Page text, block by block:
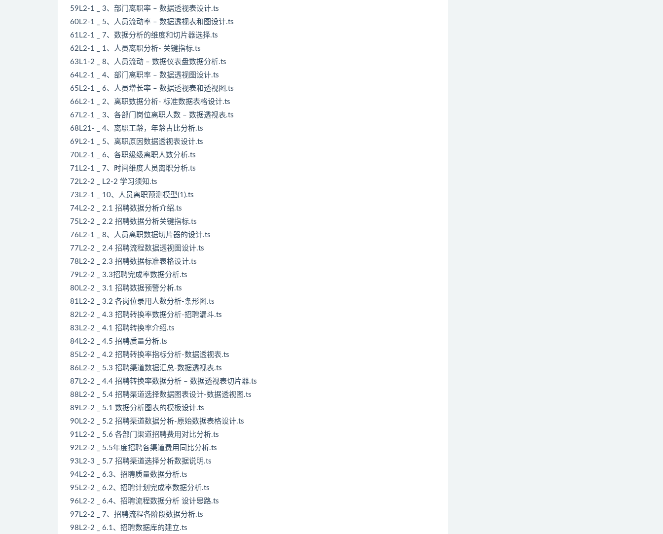
59L2-1 _ 3、部门离职率 – 数据透视表设计.ts
60L2-1 _ 5、人员流动率 – 数据透视表和图设计.ts
61L2-1 _ 7、数据分析的维度和切片器选择.ts
62L2-1 _ 1、人员离职分析- 关键指标.ts
63L1-2 _ 8、人员流动 – 数据仪表盘数据分析.ts
64L2-1 _ 4、部门离职率 – 数据透视图设计.ts
65L2-1 _ 6、人员增长率 – 数据透视表和透视图.ts
66L2-1 _ 2、离职数据分析- 标准数据表格设计.ts
67L2-1 _ 3、各部门岗位离职人数 – 数据透视表.ts
68L21- _ 4、离职工龄，年龄占比分析.ts
69L2-1 _ 5、离职原因数据透视表设计.ts
70L2-1 _ 6、各职级级离职人数分析.ts
71L2-1 _ 7、时间维度人员离职分析.ts
72L2-2 _ L2-2 学习须知.ts
73L2-1 _ 10、人员离职预测模型(1).ts
74L2-2 _ 2.1 招聘数据分析介绍.ts
75L2-2 _ 2.2 招聘数据分析关键指标.ts
76L2-1 _ 8、人员离职数据切片器的设计.ts
77L2-2 _ 2.4 招聘流程数据透视图设计.ts
78L2-2 _ 2.3 招聘数据标准表格设计.ts
79L2-2 _ 3.3招聘完成率数据分析.ts
80L2-2 _ 3.1 招聘数据预警分析.ts
81L2-2 _ 3.2 各岗位录用人数分析-条形图.ts
82L2-2 _ 4.3 招聘转换率数据分析-招聘漏斗.ts
83L2-2 _ 4.1 招聘转换率介绍.ts
84L2-2 _ 4.5 招聘质量分析.ts
85L2-2 _ 4.2 招聘转换率指标分析-数据透视表.ts
86L2-2 _ 5.3 招聘渠道数据汇总-数据透视表.ts
87L2-2 _ 4.4 招聘转换率数据分析 – 数据透视表切片器.ts
88L2-2 _ 5.4 招聘渠道选择数据图表设计-数据透视图.ts
89L2-2 _ 5.1 数据分析图表的模板设计.ts
90L2-2 _ 5.2 招聘渠道数据分析-原始数据表格设计.ts
91L2-2 _ 5.6 各部门渠道招聘费用对比分析.ts
92L2-2 _ 5.5年度招聘各渠道费用同比分析.ts
93L2-3 _ 5.7 招聘渠道选择分析数据说明.ts
94L2-2 _ 6.3、招聘质量数据分析.ts
95L2-2 _ 6.2、招聘计划完成率数据分析.ts
96L2-2 _ 6.4、招聘流程数据分析 设计思路.ts
97L2-2 _ 7、招聘流程各阶段数据分析.ts
98L2-2 _ 6.1、招聘数据库的建立.ts